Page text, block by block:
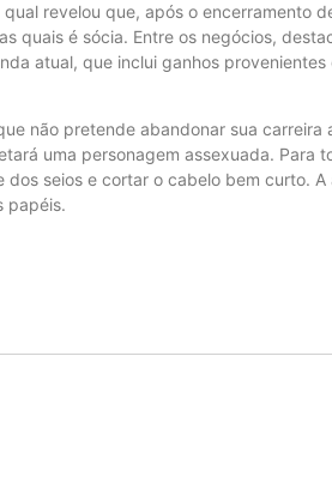
revelou que, após o encerramento
quais é sócia. Entre os negócios,
atual, que inclui ganhos
não pretende abandonar sua carreira
uma personagem assexuada. Para
seios e cortar o cabelo bem curto.
papéis.